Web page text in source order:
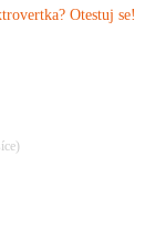
Otestuj se!